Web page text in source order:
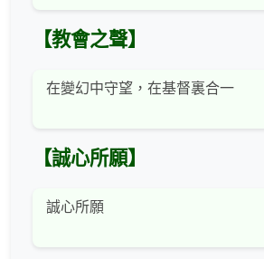
【教會之聲】
在變幻中守望，在基督裏合一
【誠心所願】
誠心所願